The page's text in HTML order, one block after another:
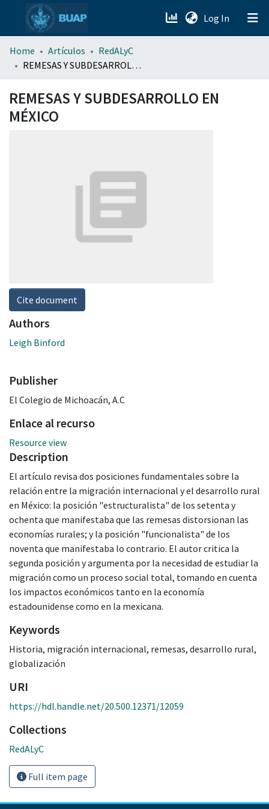
Log In (current)
menu.section.about_menu
Home Artículos
RedALyC
REMESAS Y SUBDESARROLLO EN MÉXICO
REMESAS Y SUBDESARROLLO EN
MÉXICO
Cite document
Authors
Leigh Binford
Publisher
El Colegio de Michoacán, A.C
Enlace al recurso
Resource view
Description
El artículo revisa dos posiciones fundamentales sobre la
relación entre la migración internacional y el desarrollo rural
en México: la posición "estructuralista" de los setenta y
ochenta que manifestaba que las remesas distorsionan las
economías rurales; y la posición "funcionalista" de los
noventa que manifestaba lo contrario. El autor critica la
segunda posición y argumenta por la necesidad de estudiar la
migración como un proceso social total, tomando en cuenta
los impactos económicos tanto en la economía
estadounidense como en la mexicana.
Keywords
Historia, migración internacional, remesas, desarrollo rural,
globalización
URI
https://hdl.handle.net/20.500.12371/12059
Collections
RedALyC
Full item page